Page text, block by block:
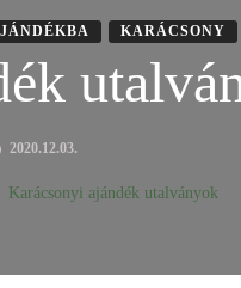
KARÁCSONY
2020.12.03.
Karácsonyi ajándék utalványok